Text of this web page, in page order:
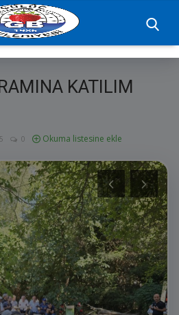
KATILIM
0 Okuma listesine ekle